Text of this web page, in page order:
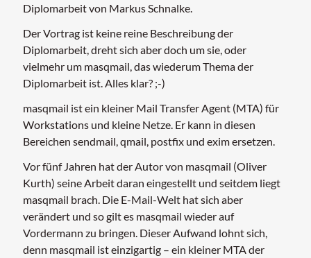
Diplomarbeit von Markus Schnalke.
Der Vortrag ist keine reine Beschreibung der
Diplomarbeit, dreht sich aber doch um sie, oder
vielmehr um masqmail, das wiederum Thema der
Diplomarbeit ist. Alles klar? ;-)
masqmail ist ein kleiner Mail Transfer Agent (MTA) für
Workstations und kleine Netze. Er kann in diesen
Bereichen sendmail, qmail, postfix und exim ersetzen.
Vor fünf Jahren hat der Autor von masqmail (Oliver
Kurth) seine Arbeit daran eingestellt und seitdem liegt
masqmail brach. Die E-Mail-Welt hat sich aber
verändert und so gilt es masqmail wieder auf
Vordermann zu bringen. Dieser Aufwand lohnt sich,
denn masqmail ist einzigartig – ein kleiner MTA der